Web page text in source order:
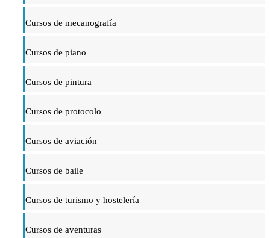
Cursos de mecanografía
Cursos de piano
Cursos de pintura
Cursos de protocolo
Cursos de aviación
Cursos de baile
Cursos de turismo y hostelería
Cursos de aventuras